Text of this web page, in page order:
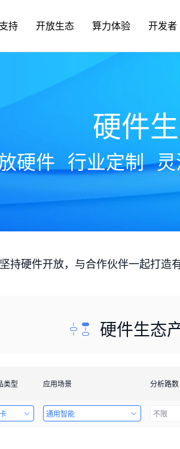
持 开放生态 算力体验 开发者
硬件
硬件 行业定制
持硬件开放，与合作伙伴一起打造
硬件生态
类型 应用场景 分析路数
通用智能 不限